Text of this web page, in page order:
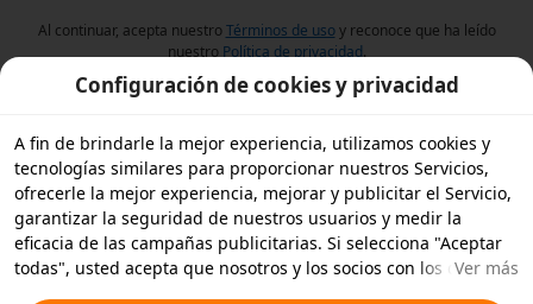
Al continuar, acepta nuestroTérminos de usoy reconoce que ha leído
nuestro Política de privacidad.
Configuración de cookies y privacidad
A fin de brindarle la mejor experiencia, utilizamos cookies y
tecnologías similares para proporcionar nuestros Servicios,
ofrecerle la mejor experiencia, mejorar y publicitar el Servicio,
garantizar la seguridad de nuestros usuarios y medir la
eficacia de las campañas publicitarias. Si selecciona "Aceptar
todas", usted acepta que nosotros y los socios con los queVer más